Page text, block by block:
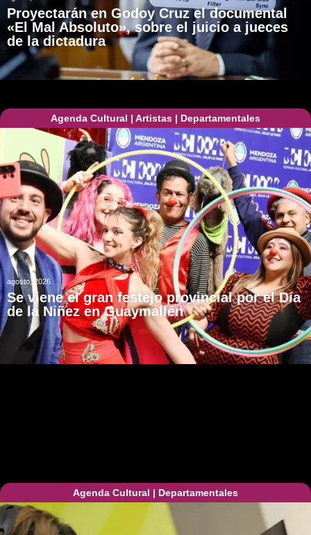
Proyectarán en Godoy Cruz el documental
«El Mal Absoluto», sobre el juicio a jueces
de la dictadura
Agenda Cultural | Artistas | Departamentales
agosto, 2026
Se viene el gran festejo provincial por el Día
de la Niñez en Guaymallén
Agenda Cultural | Departamentales